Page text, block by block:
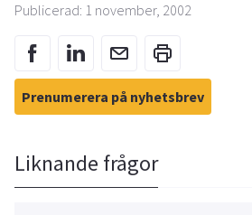
Publicerad: 1 november, 2002
Prenumerera på nyhetsbrev
Liknande frågor